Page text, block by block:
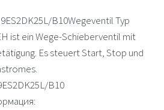
B10Wegeventil Typ
ist ein Wege-Schieberventil mit
Es steuert Start, Stop und
B10